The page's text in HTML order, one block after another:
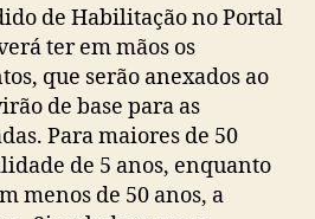
de Habilitação no Portal
ter em mãos os
que serão anexados ao
de base para as
Para maiores de 50
de 5 anos, enquanto
menos de 50 anos, a